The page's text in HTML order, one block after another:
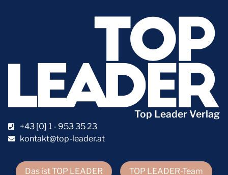
Das ist TOP LEADER TOP LEADER-Team
Top Leader Verlag
+43 [0] 1 - 953 35 23
kontakt@top-leader.at